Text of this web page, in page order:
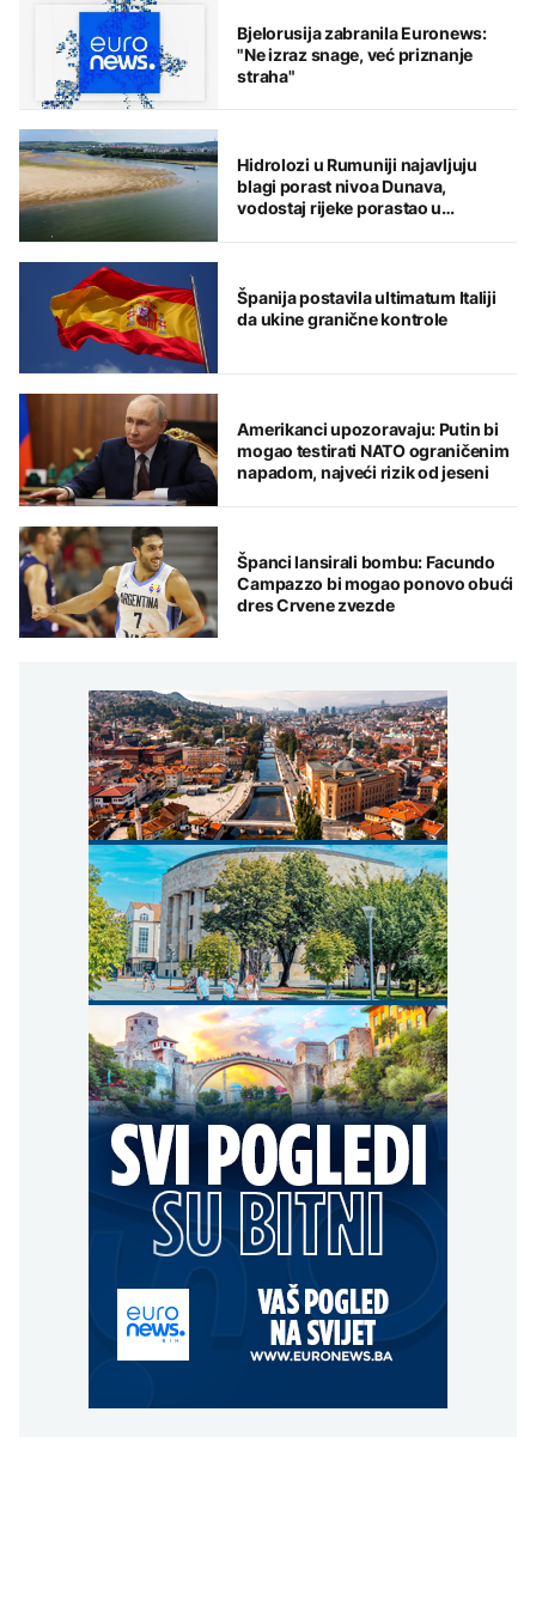
Bjelorusija zabranila Euronews:
"Ne izraz snage, već priznanje
straha"
Hidrolozi u Rumuniji najavljuju
blagi porast nivoa Dunava,
vodostaj rijeke porastao u
Španija postavila ultimatum Italiji
da ukine granične kontrole
Amerikanci upozoravaju: Putin bi
mogao testirati NATO ograničenim
napadom, najveći rizik od jeseni
Španci lansirali bombu: Facundo
Campazzo bi mogao ponovo obući
dres Crvene zvezde